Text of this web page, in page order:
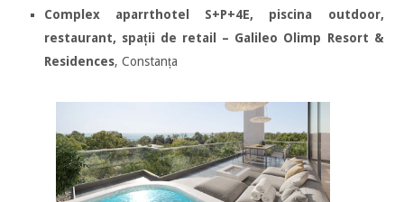
Complex aparrthotel S+P+4E, piscina outdoor,
restaurant, spații de retail – Galileo Olimp Resort &
Residences, Constanța